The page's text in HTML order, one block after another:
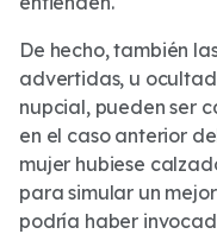
De hecho, también
advertidas, u
nupcial, pueden ser
en el caso anterior
mujer hubiese
para simular un
podría haber